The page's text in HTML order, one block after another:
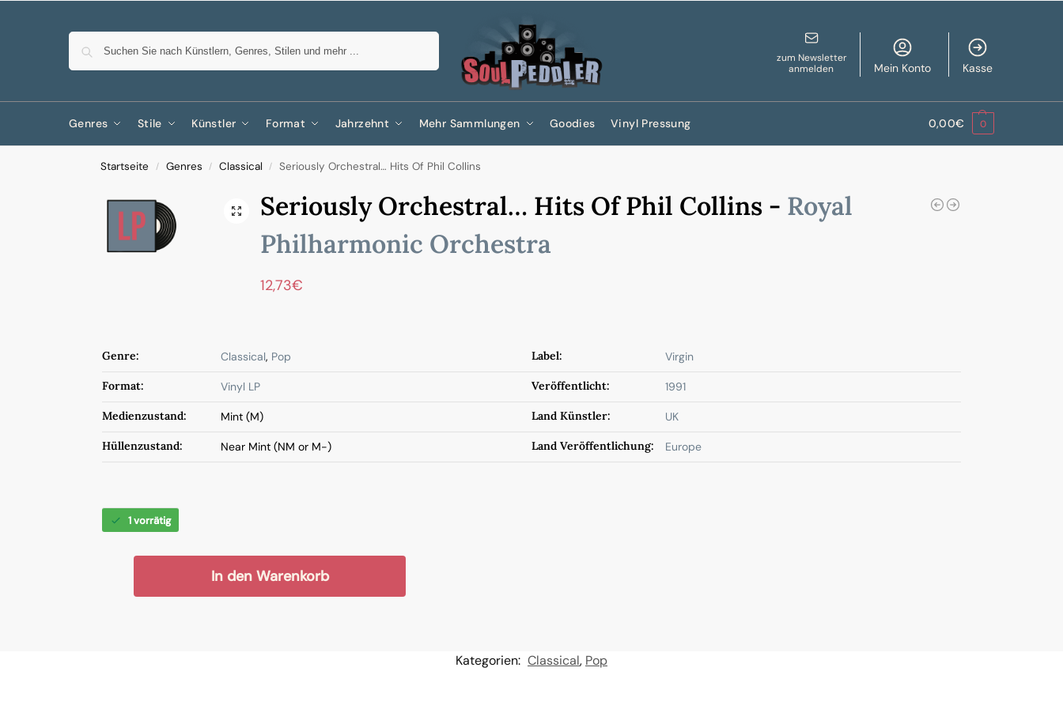
zum Newsletter
anmelden
Mein Konto Kasse
Genres Stile Künstler Format Jahrzehnt Mehr Sammlungen Goodies Vinyl Pressung 0,00€ 0
Startseite / Genres / Classical / Seriously Orchestral… Hits Of Phil Collins
Seriously Orchestral… Hits Of Phil Collins - Royal
Philharmonic Orchestra
12,73€
Genre: Classical, Pop
Format: Vinyl LP
Medienzustand: Mint (M)
Hüllenzustand: Near Mint (NM or M-)
Label: Virgin
Veröffentlicht: 1991
Land Künstler: UK
Land Veröffentlichung: Europe
1 vorrätig
In den Warenkorb
Kategorien: Classical, Pop